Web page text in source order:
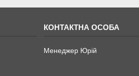
Менеджер Юрій